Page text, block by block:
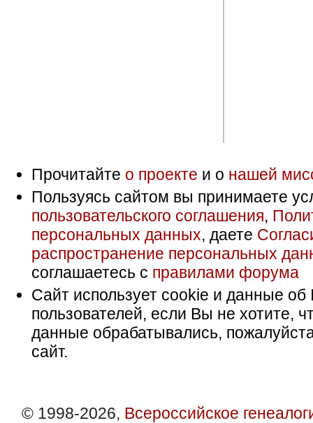
Прочитайте о проекте и о нашей
Пользуясь сайтом вы принимаете
пользовательского соглашения,
персональных данных, даете
распространение персональных
соглашаетесь с правилами форума
Сайт использует cookie и данные об
пользователей, если Вы не хотите,
данные обрабатывались,
сайт.
© 1998-2026, Всероссийское